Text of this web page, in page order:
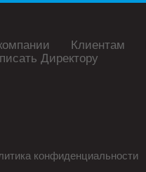
Клиентам
Директору
конфиденциальности